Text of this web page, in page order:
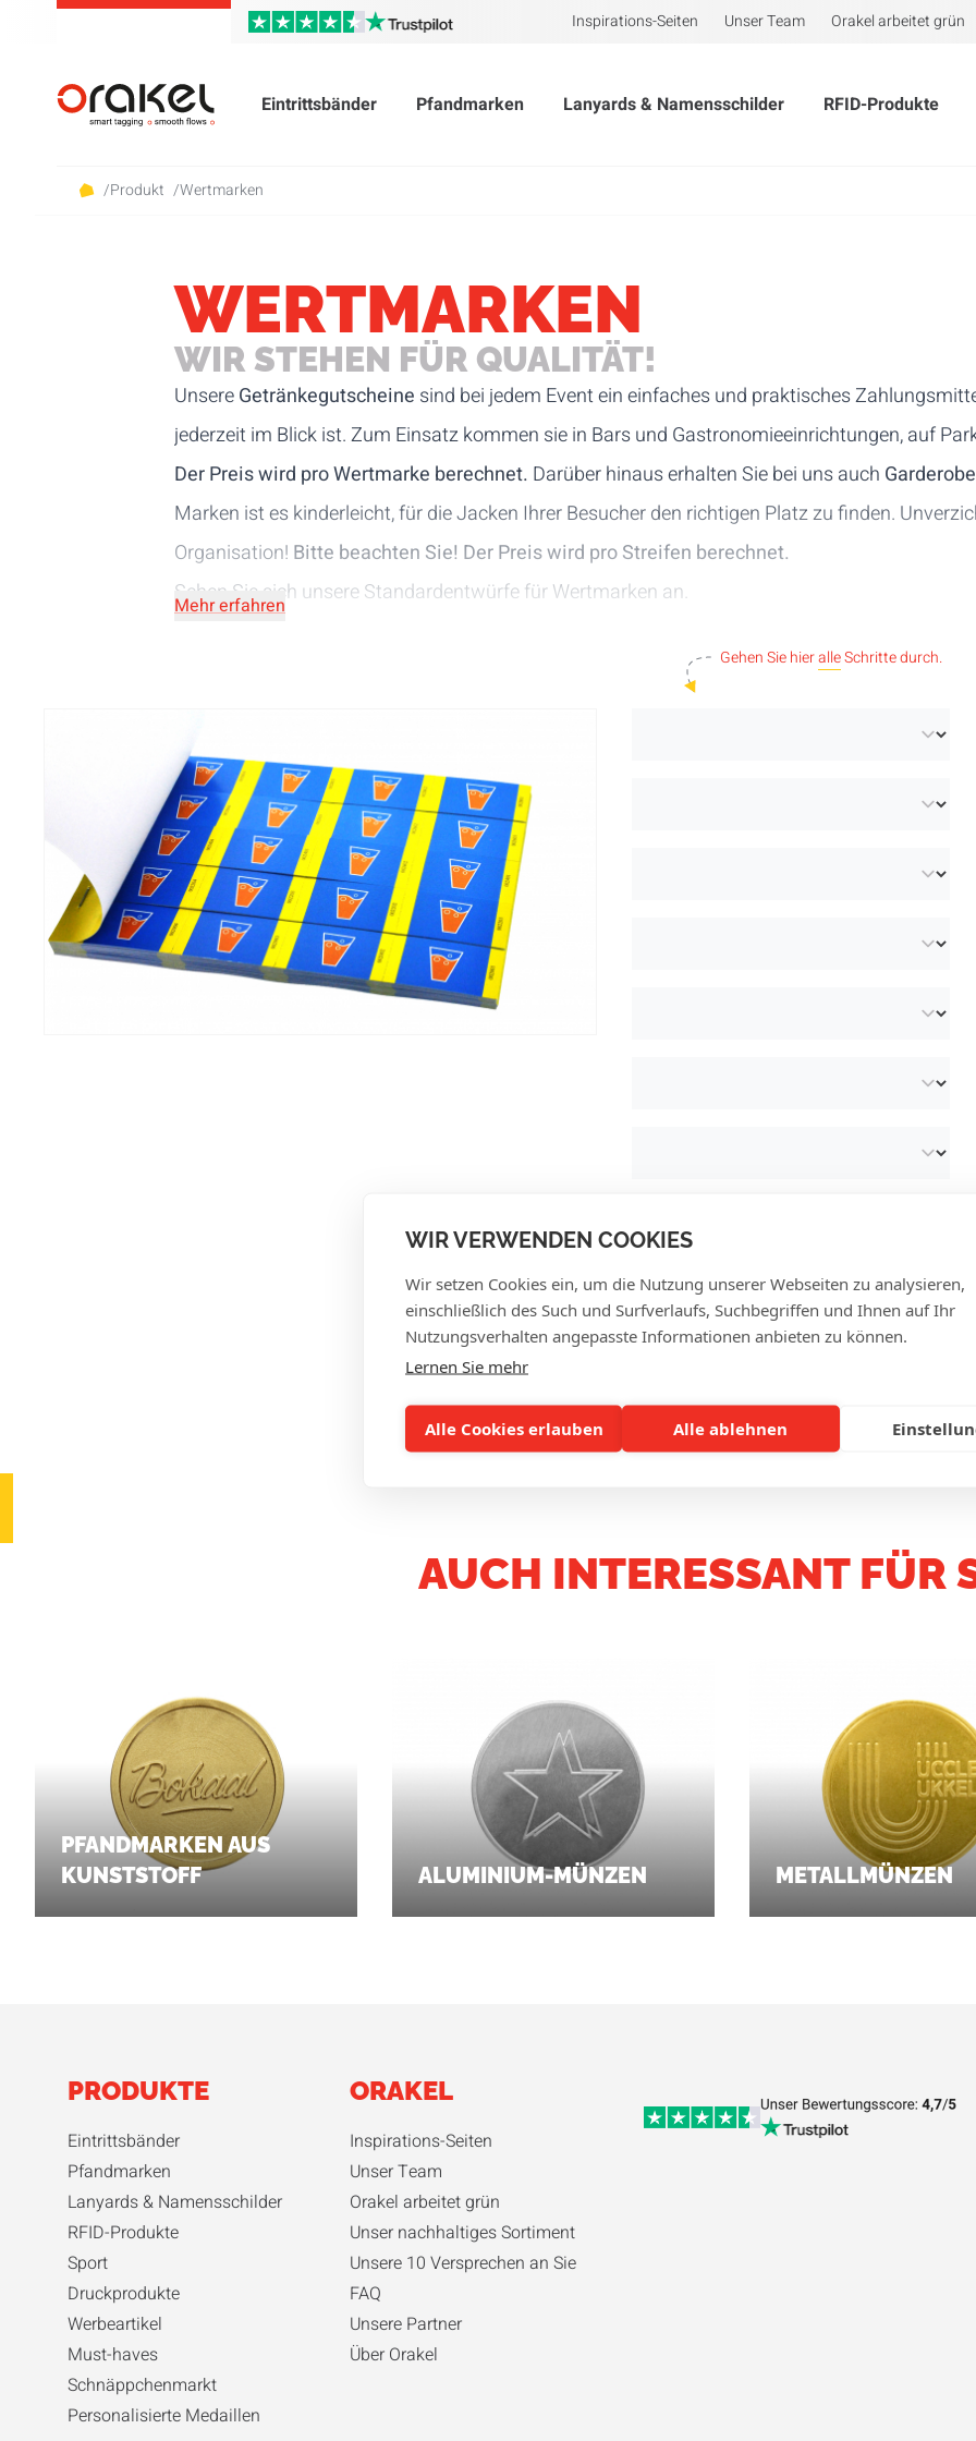
WIR VERWENDEN COOKIES
Wir setzen Cookies ein, um die Nutzung unserer Webseiten zu analysieren,
einschließlich des Such und Surfverlaufs, Suchbegriffen und Ihnen auf Ihr
Nutzungsverhalten angepasste Informationen anbieten zu können.
Lernen Sie mehr
Alle Cookies erlauben Alle ablehnen
Inspirations-Seiten Unser Team Orakel arbeitet grün
Eintrittsbänder Pfandmarken Lanyards & Namensschilder RFID-Produkte
/Produkt /Wertmarken
WERTMARKEN
WIR STEHEN FÜR QUALITÄT!
UnsereGetränkegutscheine sind bei jedem Event ein einfaches und praktisches
jederzeit im Blick ist. Zum Einsatz kommen sie in Bars und Gastronomieeinrichtungen, auf
Der Preis wird pro Wertmarke berechnet. Darüber hinaus erhalten Sie bei uns auch
Marken ist es kinderleicht, für die Jacken Ihrer Besucher den richtigen Platz zu finden.
Organisation! Bitte beachten Sie! Der Preis wird pro Streifen berechnet.
Sehen Sie sich unsereStandardentwürfe für Wertmarken an.
Mehr erfahren
Gehen Sie hieralleSchritte durch.
KUNDENBEWERTUNGEN
AUCH INTERESSANT FÜR
PFANDMARKEN AUS
KUNSTSTOFF
ALUMINIUM-MÜNZEN METALLMÜNZEN
PRODUKTE
Eintrittsbänder
Pfandmarken
Lanyards & Namensschilder
RFID-Produkte
Sport
Druckprodukte
Werbeartikel
Must-haves
Schnäppchenmarkt
Personalisierte Medaillen
ORAKEL
Inspirations-Seiten
Unser Team
Orakel arbeitet grün
Unser nachhaltiges Sortiment
Unsere 10 Versprechen an Sie
FAQ
Unsere Partner
Über Orakel